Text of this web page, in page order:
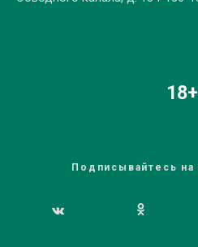
18+
Подписывайтесь на